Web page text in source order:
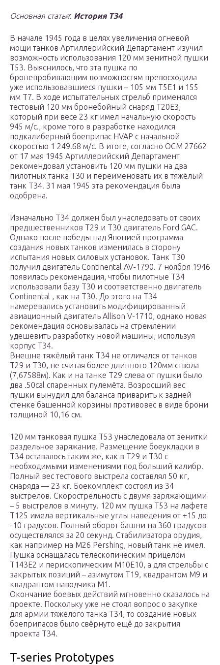
Основная статья: История T34
В начале 1945 года в целях увеличения огневой
мощи танков Артиллерийский Департамент изучил
возможность использования 120 мм зенитной пушки
Т53. Выяснилось, что эта пушка по
бронепробивающим возможностям превосходила
уже использовавшиеся пушки – 105 мм Т5Е1 и 155
мм Т7. В ходе испытательных стрельб применялся
тестовый 120 мм бронебойный снаряд Т20Е3,
который при весе 23 кг имел начальную скорость
945 м/с., кроме того в разработке находился
подкалиберный боеприпас HVAP с начальной
скоростью 1 249.68 м/с. В итоге, согласно ОСМ 27662
от 17 мая 1945 Артиллерийский Департамент
рекомендовал установить 120 мм пушки на два
пилотных танка Т30 и переименовать их в тяжёлый
танк T34. 31 мая 1945 эта рекомендация была
одобрена.
Изначально T34 должен был унаследовать от своих
предшественников T29 и T30 двигатель Ford GAC.
Однако после победы над Японией программа
создания новых танков изменилась в сторону
испытания новых силовых установок. Танк T30
получил двигатель Continental AV-1790. 7 ноября 1946
появилась рекомендация, чтобы пилотные T34
использовали базу Т30 и соответственно двигатель
Continental , как на T30. До этого на T34
намеревались установить модифицированный
авиационный двигатель Allison V-1710, однако новая
рекомендация основывалась на стремлении
удешевить разработку новой машины, используя
корпус T34.
Внешне тяжёлый танк T34 не отличался от танков
T29 и T30, не считая более длинного 120мм ствола
(7,67588м). Как и на танке T29 слева от пушки было
два .50cal спаренных пулемёта. Возросший вес
пушки вынудил для баланса приварить к задней
стенке башенной корзины противовес в виде брони
толщиной 10,16 см.
120 мм танковая пушка Т53 унаследовала от зенитки
раздельное заряжание. Размещение боеукладки в
T34 оставалось таким же, как в T29 и T30 с
необходимыми изменениями под больший калибр.
Полный вес тестового выстрела составлял 50 кг,
снаряда — 23 кг. Боекомплект состоял из 34
выстрелов. Скорострельность с двумя заряжающими
– 5 выстрелов в минуту. 120 мм пушка Т53 на лафете
Т125 имела вертикальные углы наведения от +15 до
-10 градусов. Полный оборот башни на 360 градусов
осуществлялся за 20 секунд. Стабилизатора орудия,
как например на M26 Pershing, новый танк не имел.
Пушка оснащалась телескопическим прицелом
Т143Е2 и перископическим М10Е10, а для стрельбы с
закрытых позиций – азимутом Т19, квадрантом М9 и
квадрантом наводчика М1.
Окончание боевых действий мгновенно сказалось на
проекте. Поскольку уже не стоял вопрос о закупке
для армии тяжёлого танка T34, то создание новых
боеприпасов было свёрнуто ещё до закрытия
проекта T34.
T-series Prototypes